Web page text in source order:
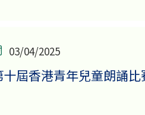
03/04/2025
十屆香港青年兒童朗誦